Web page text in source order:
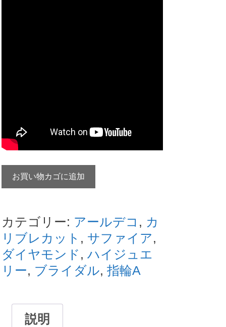
仏
刻
ア
ー
ル
デ
約
お買い物カゴに追加
カテゴリー: アールデコ , カ
リブレカット , サファイア,
ダイヤモンド , ハイジュエ
リー, ブライダル, 指輪A
説明